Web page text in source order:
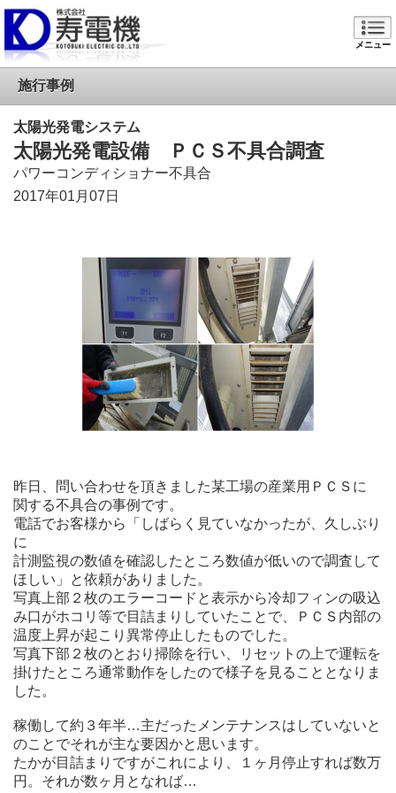
メニュー
施行事例
太陽光発電システム
太陽光発電設備 ＰＣＳ不具合調査
パワーコンディショナー不具合
2017年01月07日
昨日、問い合わせを頂きました某工場の産業用ＰＣＳに
関する不具合の事例です。
電話でお客様から「しばらく見ていなかったが、久しぶり
に
計測監視の数値を確認したところ数値が低いので調査して
ほしい」と依頼がありました。
写真上部２枚のエラーコードと表示から冷却フィンの吸込
み口がホコリ等で目詰まりしていたことで、ＰＣＳ内部の
温度上昇が起こり異常停止したものでした。
写真下部２枚のとおり掃除を行い、リセットの上で運転を
掛けたところ通常動作をしたので様子を見ることとなりま
した。
稼働して約３年半…主だったメンテナンスはしていないと
のことでそれが主な要因かと思います。
たかが目詰まりですがこれにより、１ヶ月停止すれば数万
円。それが数ヶ月となれば…